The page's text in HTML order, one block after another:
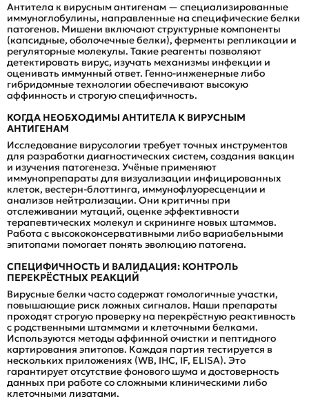
Антитела к вирусным антигенам — специализированные
иммуноглобулины, направленные на специфические белки
патогенов. Мишени включают структурные компоненты
(капсидные, оболочечные белки), ферменты репликации и
регуляторные молекулы. Такие реагенты позволяют
детектировать вирус, изучать механизмы инфекции и
оценивать иммунный ответ. Генно-инженерные либо
гибридомные технологии обеспечивают высокую
аффинность и строгую специфичность.
КОГДА НЕОБХОДИМЫ АНТИТЕЛА К ВИРУСНЫМ
АНТИГЕНАМ
Исследование вирусологии требует точных инструментов
для разработки диагностических систем, создания вакцин
и изучения патогенеза. Учёные применяют
иммунопрепараты для визуализации инфицированных
клеток, вестерн-блоттинга, иммунофлуоресценции и
анализов нейтрализации. Они критичны при
отслеживании мутаций, оценке эффективности
терапевтических молекул и скрининге новых штаммов.
Работа с высококонсервативными либо вариабельными
эпитопами помогает понять эволюцию патогена.
СПЕЦИФИЧНОСТЬ И ВАЛИДАЦИЯ: КОНТРОЛЬ
ПЕРЕКРЁСТНЫХ РЕАКЦИЙ
Вирусные белки часто содержат гомологичные участки,
повышающие риск ложных сигналов. Наши препараты
проходят строгую проверку на перекрёстную реактивность
с родственными штаммами и клеточными белками.
Используются методы аффинной очистки и пептидного
картирования эпитопов. Каждая партия тестируется в
нескольких приложениях (WB, IHC, IF, ELISA). Это
гарантирует отсутствие фонового шума и достоверность
данных при работе со сложными клиническими либо
клеточными лизатами.